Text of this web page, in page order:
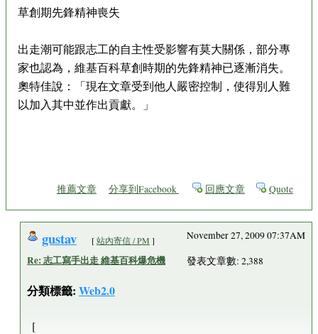
草創期先鋒精神喪失
出走潮可能跟志工的自主性受影響有莫大關係，部分專
家也認為，維基百科草創時期的先鋒精神已逐漸消失。
奧特佳說：「現在文章受到他人嚴密控制，使得別人難
以加入其中並作出貢獻。」
推薦文章 分享到Facebook 回應文章 Quote
gustav [站內寄信 / PM ]
Re: 志工寫手出走 維基百科爆危機
分類標籤: Web2.0
November 27, 2009 07:37AM
發表文章數: 2,388
[